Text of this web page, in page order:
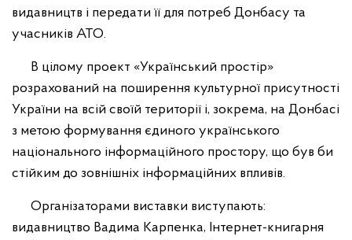
видавництв і передати її для потреб Донбасу та
учасників АТО.
В цілому проект «Український простір»
розрахований на поширення культурної присутності
України на всій своїй території і, зокрема, на Донбасі
з метою формування єдиного українського
національного інформаційного простору, що був би
стійким до зовнішніх інформаційних впливів.
Організаторами виставки виступають:
видавництво Вадима Карпенка, Інтернет-книгарня